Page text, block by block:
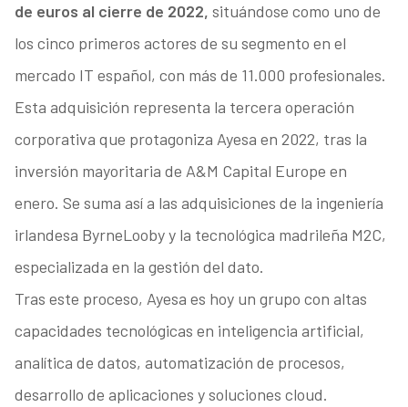
de euros al cierre de 2022, situándose como uno de
los cinco primeros actores de su segmento en el
mercado IT español, con más de 11.000 profesionales.
Esta adquisición representa la tercera operación
corporativa que protagoniza Ayesa en 2022, tras la
inversión mayoritaria de A&M Capital Europe en
enero. Se suma así a las adquisiciones de la ingeniería
irlandesa ByrneLooby y la tecnológica madrileña M2C,
especializada en la gestión del dato.
Tras este proceso, Ayesa es hoy un grupo con altas
capacidades tecnológicas en inteligencia artificial,
analítica de datos, automatización de procesos,
desarrollo de aplicaciones y soluciones cloud.